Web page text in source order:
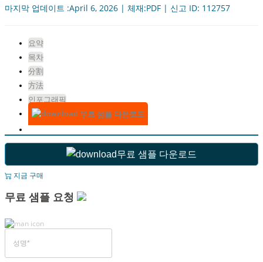
마지막 업데이트 :April 6, 2026 | 체재:PDF | 신고 ID: 112757
요약
목차
分割
方法
인포그래픽
무료 샘플 다운로드
무료 샘플 다운로드
지금 구매
무료 샘플 요청